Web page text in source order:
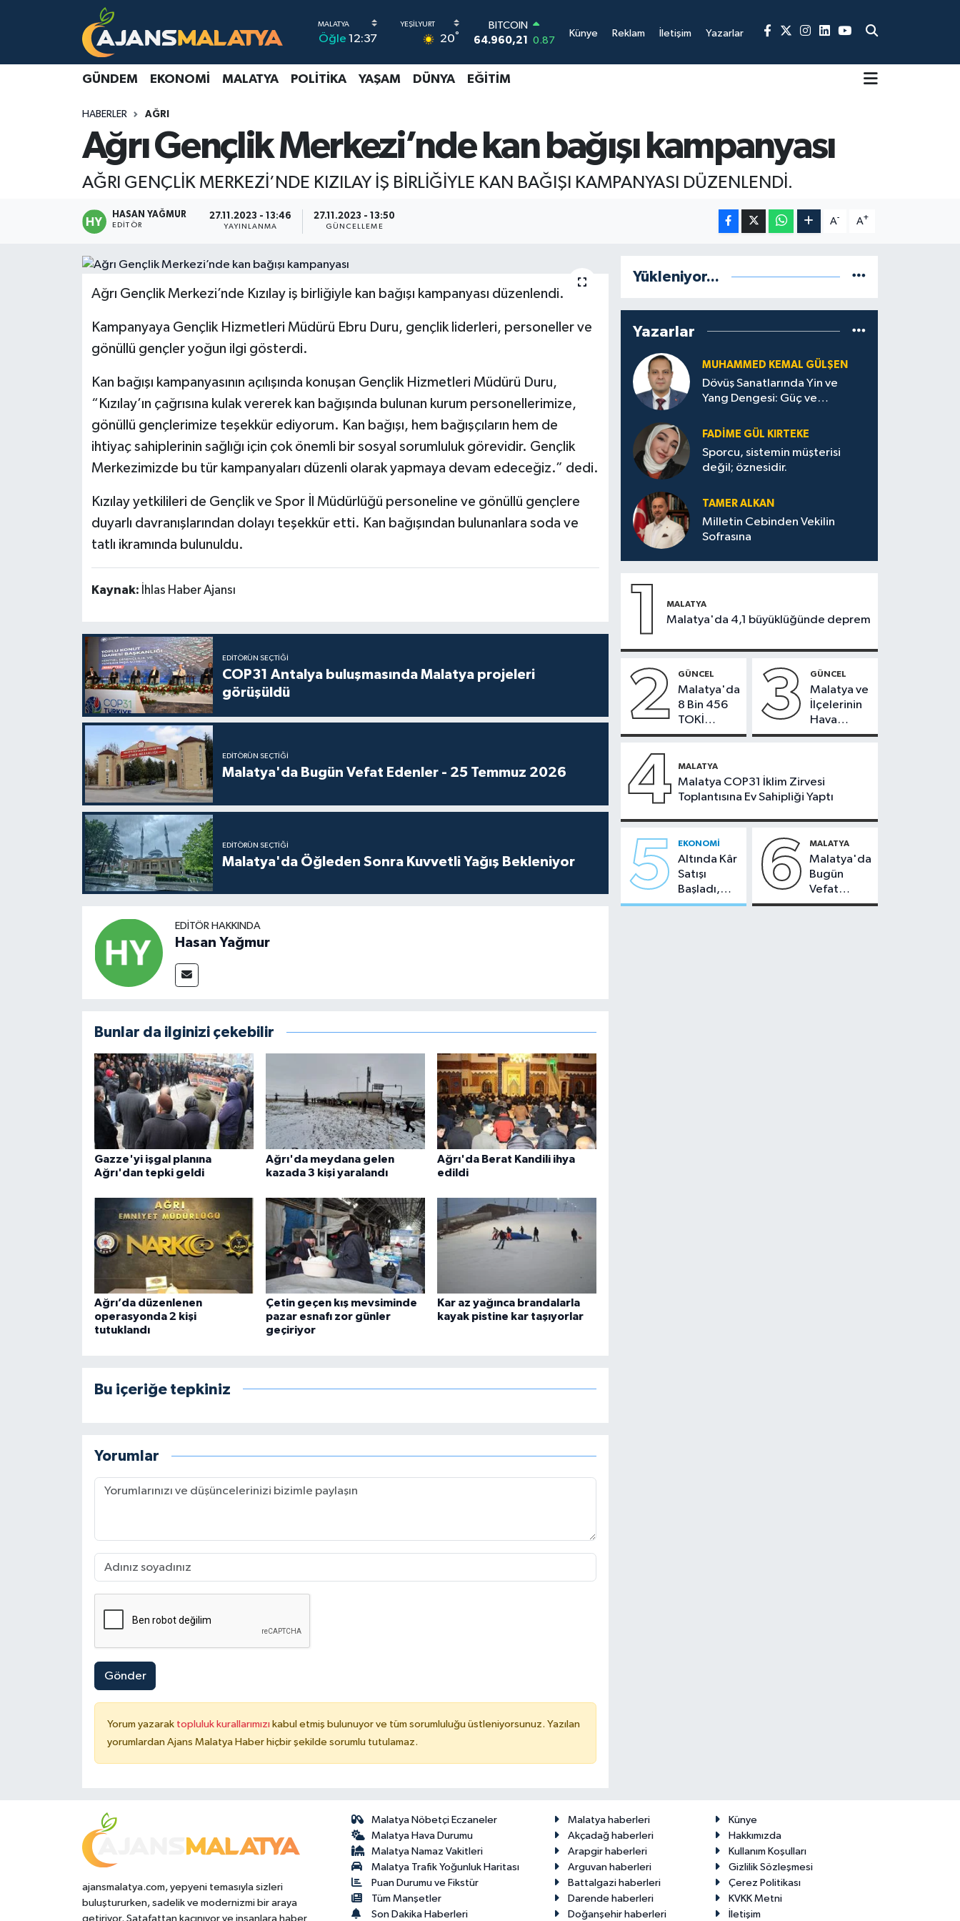
Öğle 12:37 20°
BITCOIN
64.960,21
0.87
47,7436
EURO
64,4811
0.38
GRAM ALTIN
6660.55
0.03
BİST100
13.779 -14
Künye Reklam İletişim Yazarlar
GÜNDEM EKONOMI MALATYA POLITIKA YAŞAM DÜNYA EĞITIM
HABERLER AĞRI
Ağrı Gençlik Merkezi’nde kan bağışı kampanyası
AĞRI GENÇLİK MERKEZİ’NDE KIZILAY İŞ BİRLİĞİYLE KAN BAĞIŞI KAMPANYASI DÜZENLENDİ.
HASAN YAĞMUR
EDITÖR
27.11.2023 - 13:46
YAYINLANMA
27.11.2023 - 13:50
GÜNCELLEME
A- A+
Ağrı Gençlik Merkezi’nde Kızılay iş birliğiyle kan bağışı kampanyası düzenlendi.
Kampanyaya Gençlik Hizmetleri Müdürü Ebru Duru, gençlik liderleri, personeller ve
gönüllü gençler yoğun ilgi gösterdi.
Kan bağışı kampanyasının açılışında konuşan Gençlik Hizmetleri Müdürü Duru,
“Kızılay’ın çağrısına kulak vererek kan bağışında bulunan kurum personellerimize,
gönüllü gençlerimize teşekkür ediyorum. Kan bağışı, hem bağışçıların hem de
ihtiyaç sahiplerinin sağlığı için çok önemli bir sosyal sorumluluk görevidir. Gençlik
Merkezimizde bu tür kampanyaları düzenli olarak yapmaya devam edeceğiz.” dedi.
Kızılay yetkilileri de Gençlik ve Spor İl Müdürlüğü personeline ve gönüllü gençlere
duyarlı davranışlarından dolayı teşekkür etti. Kan bağışından bulunanlara soda ve
tatlı ikramında bulunuldu.
Kaynak: İhlas Haber Ajansı
EDITÖRÜN SEÇTIĞI
COP31 Antalya buluşmasında Malatya projeleri
görüşüldü
EDITÖRÜN SEÇTIĞI
Malatya'da Bugün Vefat Edenler - 25 Temmuz 2026
EDITÖRÜN SEÇTIĞI
Malatya'da Öğleden Sonra Kuvvetli Yağış Bekleniyor
EDITÖR HAKKINDA
Hasan Yağmur
Bunlar da ilginizi çekebilir
Gazze'yi işgal planına
Ağrı'dan tepki geldi
Ağrı'da meydana gelen
kazada 3 kişi yaralandı
Ağrı'da Berat Kandili ihya
edildi
Ağrı’da düzenlenen
operasyonda 2 kişi
tutuklandı
Çetin geçen kış mevsiminde
pazar esnafı zor günler
geçiriyor
Kar az yağınca brandalarla
kayak pistine kar taşıyorlar
Bu içeriğe tepkiniz
Yorumlar
Gönder
Yorum yazarak topluluk kurallarımızı kabul etmiş bulunuyor ve tüm sorumluluğu üstleniyorsunuz. Yazılan
yorumlardan Ajans Malatya Haber hiçbir şekilde sorumlu tutulamaz.
Yükleniyor...
Yazarlar
MUHAMMED KEMAL GÜLŞEN
Dövüş Sanatlarında Yin ve
Yang Dengesi: Güç ve
FADIME GÜL KIRTEKE
Sporcu, sistemin müşterisi
değil; öznesidir.
TAMER ALKAN
Milletin Cebinden Vekilin
Sofrasına
1 MALATYA
Malatya'da 4,1 büyüklüğünde deprem
2 GÜNCEL
Malatya'da
8 Bin 456
TOKİ
Konutunun
Bugün
Çekiliyor
3 GÜNCEL
Malatya ve
İlçelerinin
Hava
Durumu -
2026
4 MALATYA
Malatya COP31 İklim Zirvesi
Toplantısına Ev Sahipliği Yaptı
5 EKONOMI
Altında Kâr
Satışı
Başladı,
Malatya'da
6 MALATYA
Malatya'da
Bugün
Vefat
Edenler -
ajansmalatya.com, yepyeni temasıyla sizleri
buluştururken, sadelik ve modernizmi bir araya
getiriyor. Şatafattan kaçınıyor ve insanlara haber
Malatya Nöbetçi Eczaneler
Malatya Hava Durumu
Malatya Namaz Vakitleri
Malatya Trafik Yoğunluk Haritası
Puan Durumu ve Fikstür
Tüm Manşetler
Son Dakika Haberleri
Malatya haberleri
Künye
Akçadağ haberleri
Hakkımızda
Arapgir haberleri
Kullanım Koşulları
Arguvan haberleri
Gizlilik Sözleşmesi
Battalgazi haberleri
Çerez Politikası
Darende haberleri
KVKK Metni
Doğanşehir haberleri
İletişim
Kültür & Sanat
Teknoloji
Malatya Nöbetçi Eczaneler
Malatya Trafik Yoğunluk Haritası
Tüm Manşetler
Son Dakika Haberleri